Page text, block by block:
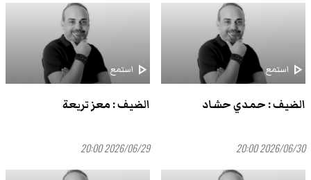
play_arrow استمع
الضيف : حمدي حشاد
2026/06/30 20:00
play_arrow استمع
الضيف : معز تريعة
2026/06/29 20:00